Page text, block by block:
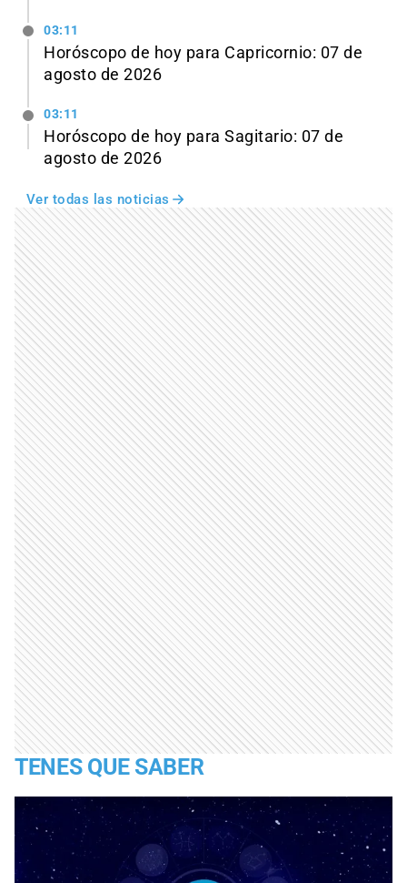
03:11
Horóscopo de hoy para Capricornio: 07 de
agosto de 2026
03:11
Horóscopo de hoy para Sagitario: 07 de
agosto de 2026
Ver todas las noticias
TENES QUE SABER